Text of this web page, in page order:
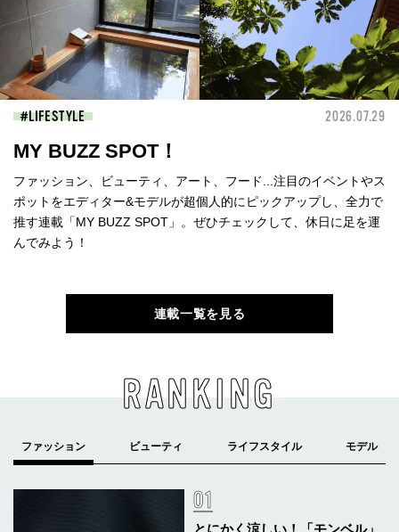
LIFESTYLE 2026.07.29
MY BUZZ SPOT！
ファッション、ビューティ、アート、フード...注目のイベントやス
ポットをエディター&モデルが超個人的にピックアップし、全力で
推す連載「MY BUZZ SPOT」。ぜひチェックして、休日に足を運
んでみよう！
連載一覧を見る
RANKING